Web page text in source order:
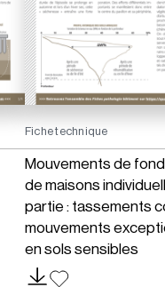
Fiche technique
Mouvements de
de maisons
partie : tassements
mouvements
en sols sensibles